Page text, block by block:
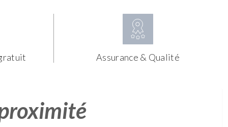
Assurance & Qualité